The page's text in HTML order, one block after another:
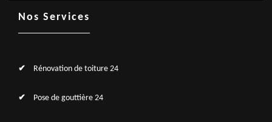
Nos Services
Rénovation de toiture 24
Pose de gouttière 24